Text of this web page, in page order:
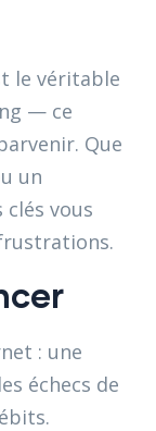
le véritable
— ce
Que
un
vous
: une
échecs de